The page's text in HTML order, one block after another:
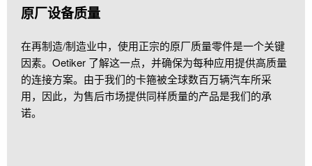
原厂设备质量
在再制造/制造业中，使用正宗的原厂质量零件是一个关键
因素。Oetiker 了解这一点，并确保为每种应用提供高质量
的连接方案。由于我们的卡箍被全球数百万辆汽车所采
用，因此，为售后市场提供同样质量的产品是我们的承
诺。